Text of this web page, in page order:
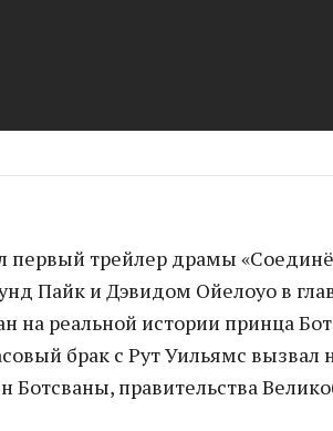
трейлер драмы
Пайк и Дэвидом Ойелоуо в
на реальной истории принца
брак с Рут Уильямс вызвал
Ботсваны, правительства